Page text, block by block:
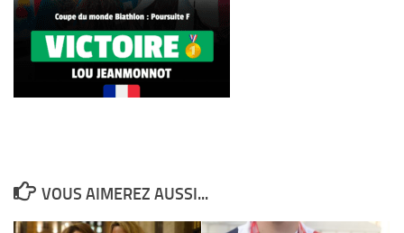
VOUS AIMEREZ AUSSI...